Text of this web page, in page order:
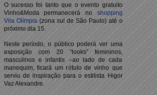
O sucesso foi tanto que o evento gratuito
Vinho&Moda permanecerá no shopping
Vila Olímpia(zona sul de São Paulo) até o
próximo dia 15.
Neste período, o público poderá ver uma
exposição com 20 “looks” femininos,
masculinos e infantis –ao lado de cada
manequim, ficará um rótulo de vinho que
serviu de inspiração para o estilista Higor
Vaz Alexandre.